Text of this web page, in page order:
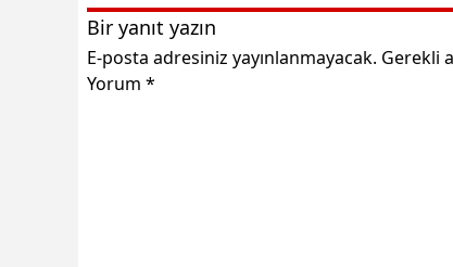
Bir yanıt yazın
E-posta adresiniz yayınlanmayacak. Gerekli
Yorum *